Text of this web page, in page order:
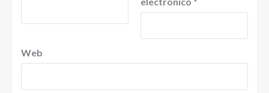
Web